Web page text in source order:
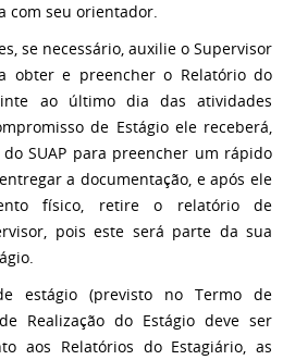
com seu orientador.
se necessário, auxilie o Supervisor
obter e preencher o Relatório do
ao último dia das atividades
de Estágio ele receberá,
SUAP para preencher um rápido
a documentação, e após ele
físico, retire o relatório de
pois este será parte da sua
estágio (previsto no Termo de
Realização do Estágio deve ser
aos Relatórios do Estagiário, as